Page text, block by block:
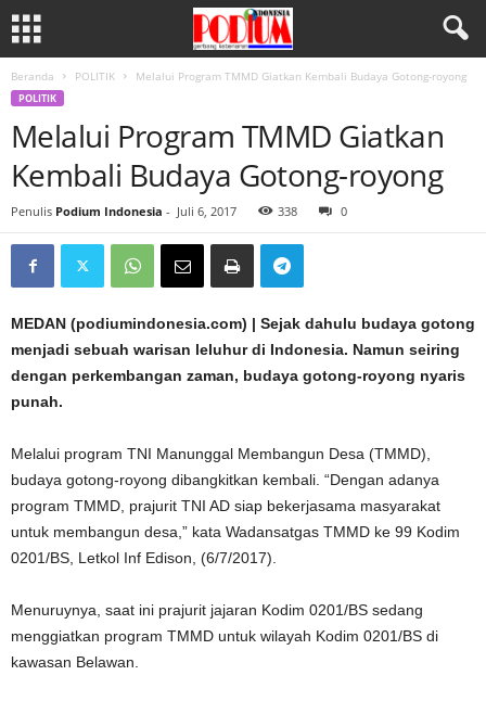
Beranda POLITIK Melalui Program TMMD Giatkan Kembali Budaya Gotong-royong
POLITIK
Melalui Program TMMD Giatkan
Kembali Budaya Gotong-royong
Penulis Podium Indonesia - Juli 6, 2017 338 0
MEDAN (podiumindonesia.com) | Sejak dahulu budaya gotong
menjadi sebuah warisan leluhur di Indonesia. Namun seiring
dengan perkembangan zaman, budaya gotong-royong nyaris
punah.
Melalui program TNI Manunggal Membangun Desa (TMMD),
budaya gotong-royong dibangkitkan kembali. “Dengan adanya
program TMMD, prajurit TNI AD siap bekerjasama masyarakat
untuk membangun desa,” kata Wadansatgas TMMD ke 99 Kodim
0201/BS, Letkol Inf Edison, (6/7/2017).
Menuruynya, saat ini prajurit jajaran Kodim 0201/BS sedang
menggiatkan program TMMD untuk wilayah Kodim 0201/BS di
kawasan Belawan.